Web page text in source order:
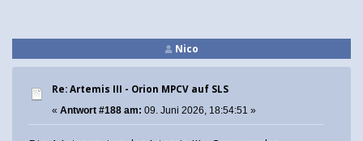
Nico
Re: Artemis III - Orion MPCV auf SLS
« Antwort #188 am: 09. Juni 2026, 18:54:51 »